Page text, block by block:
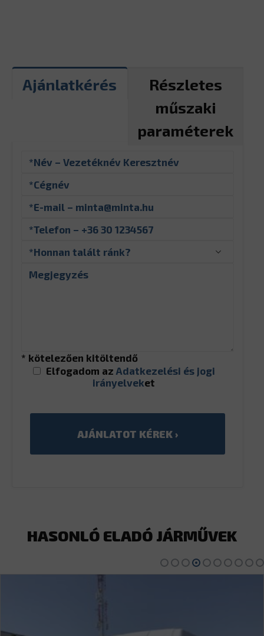
Ajánlatkérés
Részletes
műszaki
paraméterek
* kötelezően kitöltendő
Elfogadom az Adatkezelési és jogi
irányelveket
HASONLÓ ELADÓ JÁRMŰVEK